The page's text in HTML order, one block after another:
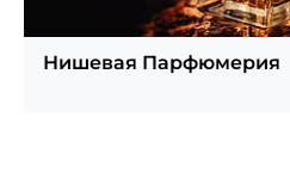
Нишевая Парфюмерия